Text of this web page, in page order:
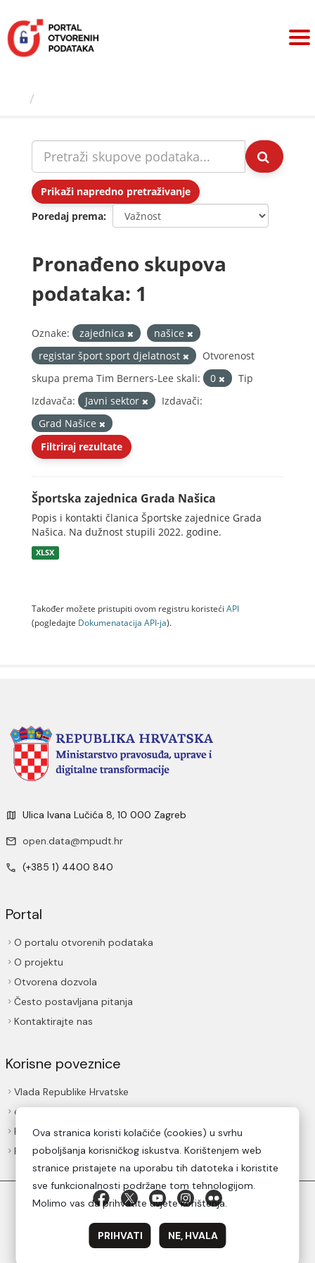
sadržaj
Prikaži napredno pretraživanje
Poredaj prema
Pronađeno skupova
podataka: 1
Oznake: zajednica
našice
registar šport sport djelatnost
Otvorenost
skupa prema Tim Berners-Lee skali:
0
Tip
Izdavača:
Javni sektor
Izdavači:
Grad Našice
Filtriraj rezultate
Športska zajednica Grada Našica
Popis i kontakti članica Športske zajednice Grada
Našica. Na dužnost stupili 2022. godine.
XLSX
Također možete pristupiti ovom registru koristeći API
(pogledajte Dokumenаtаcijа API-jа).